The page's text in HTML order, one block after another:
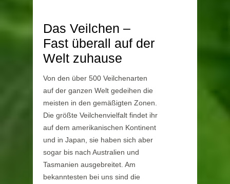
Das Veilchen –
Fast überall auf der
Welt zuhause
Von den über 500 Veilchenarten
auf der ganzen Welt gedeihen die
meisten in den gemäßigten Zonen.
Die größte Veilchenvielfalt findet ihr
auf dem amerikanischen Kontinent
und in Japan, sie haben sich aber
sogar bis nach Australien und
Tasmanien ausgebreitet. Am
bekanntesten bei uns sind die